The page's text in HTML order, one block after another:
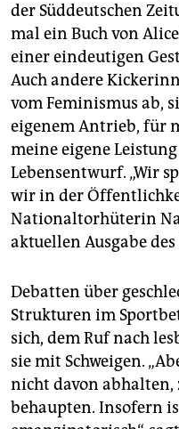
der Süddeutschen
mal ein Buch von
einer eindeutigen
Auch andere
vom Feminismus ab,
eigenem Antrieb, für
meine eigene
Lebensentwurf. „Wir
wir in der
Nationaltorhüterin
aktuellen Ausgabe des
Debatten über
Strukturen im
sich, dem Ruf nach
sie mit Schweigen.
nicht davon abhalten,
behaupten. Insofern